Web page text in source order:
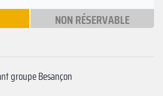
NON RÉSERVABLE
groupe Besançon